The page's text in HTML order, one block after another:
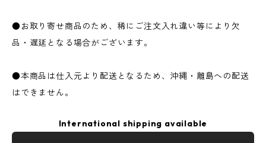
●お取り寄せ商品のため、稀にご注文入れ違い等により欠
品・遅延となる場合がございます。
●本商品は仕入元より配送となるため、沖縄・離島への配送
はできません。
International shipping available